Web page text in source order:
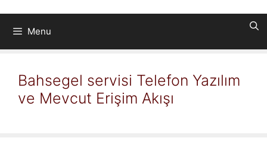
Menu
Bahsegel servisi Telefon Yazılım
ve Mevcut Erişim Akışı